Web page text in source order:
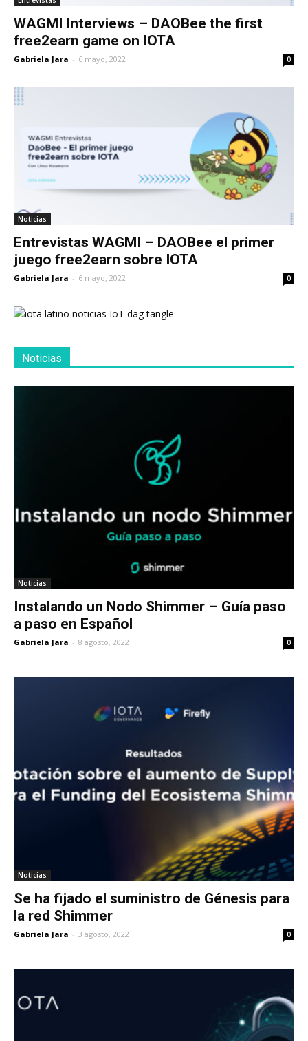
WAGMI Interviews – DAOBee the first
free2earn game on IOTA
Gabriela Jara - 6 mayo, 2022 0
Noticias
Entrevistas WAGMI – DAOBee el primer
juego free2earn sobre IOTA
Gabriela Jara - 6 mayo, 2022 0
Noticias
Noticias
Instalando un Nodo Shimmer – Guía paso
a paso en Español
Gabriela Jara - 8 agosto, 2022 0
Noticias
Se ha fijado el suministro de Génesis para
la red Shimmer
Gabriela Jara - 3 agosto, 2022 0